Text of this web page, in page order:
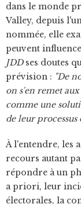
dans le monde
Valley, depuis
nommée, elle
peuvent
JDDses doutes
prévision : "De
on s'en remet
comme une
de leur processus
À l'entendre, les
recours autant
répondre à un
a priori, leur
électorales, la